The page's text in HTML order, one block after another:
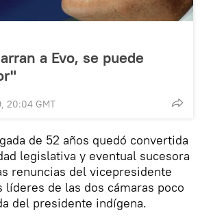
a Evo, se puede
20:04 GMT
de 52 años quedó convertida
legislativa y eventual sucesora
renuncias del vicepresidente
líderes de las dos cámaras poco
del presidente indígena.